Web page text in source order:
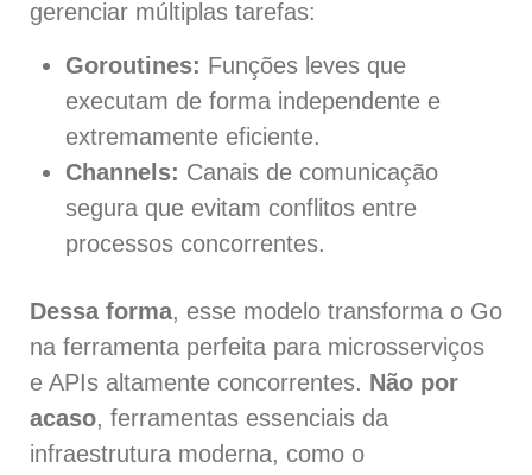
gerenciar múltiplas tarefas:
Goroutines: Funções leves que
executam de forma independente e
extremamente eficiente.
Channels: Canais de comunicação
segura que evitam conflitos entre
processos concorrentes.
Dessa forma, esse modelo transforma o Go
na ferramenta perfeita para microsserviços
e APIs altamente concorrentes. Não por
acaso, ferramentas essenciais da
infraestrutura moderna, como o